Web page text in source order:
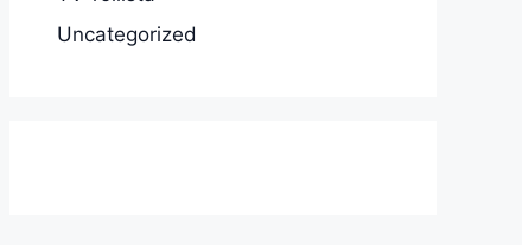
Uncategorized